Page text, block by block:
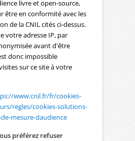
livre et open-source,
être en conformité avec les
de la CNIL cités ci-dessus.
votre adresse IP, par
avant d'être
donc impossible
sur ce site à votre
www.cnil.fr/fr/cookies-
regles/cookies-solutions-
mesure-daudience
préférez refuser